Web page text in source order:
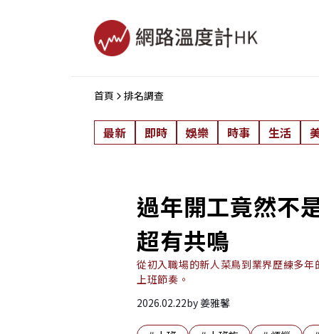
首頁 排名調查
最新 即時 娛樂 時事 生活
過年開工竟然不
超有共鳴
從初入職場的新人菜鳥到業界歷練多
上班節奏。
2026.02.22by 姜雅馨